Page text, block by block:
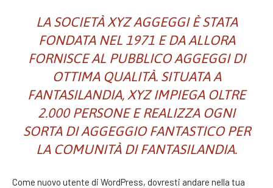
LA SOCIETÀ XYZ AGGEGGI È STATA
FONDATA NEL 1971 E DA ALLORA
FORNISCE AL PUBBLICO AGGEGGI DI
OTTIMA QUALITÀ. SITUATA A
FANTASILANDIA, XYZ IMPIEGA OLTRE
2.000 PERSONE E REALIZZA OGNI
SORTA DI AGGEGGIO FANTASTICO PER
LA COMUNITÀ DI FANTASILANDIA.
Come nuovo utente di WordPress, dovresti andare nella tua